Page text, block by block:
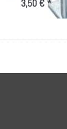
3,50 € *